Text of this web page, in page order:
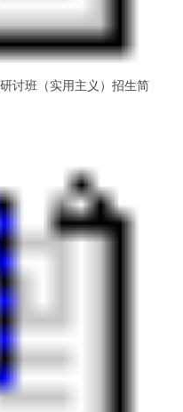
讨班（实用主义）招生简